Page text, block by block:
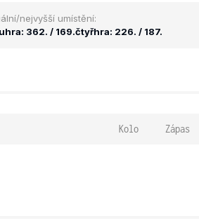
nejvyšší umístění:
362. / 169.čtyřhra: 226. / 187.
Kolo Zápas